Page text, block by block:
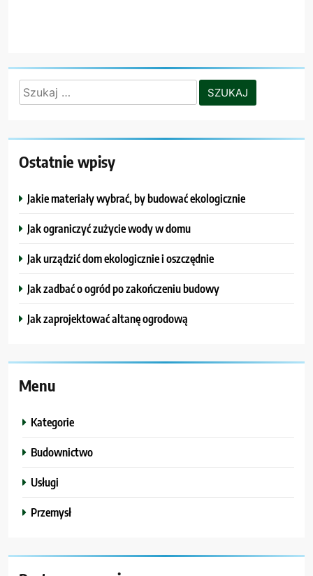
Szukaj:
Ostatnie wpisy
Jakie materiały wybrać, by budować ekologicznie
Jak ograniczyć zużycie wody w domu
Jak urządzić dom ekologicznie i oszczędnie
Jak zadbać o ogród po zakończeniu budowy
Jak zaprojektować altanę ogrodową
Menu
Kategorie
Budownictwo
Usługi
Przemysł